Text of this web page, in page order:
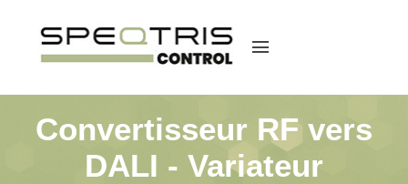
menu
Convertisseur RF vers
DALI - Variateur